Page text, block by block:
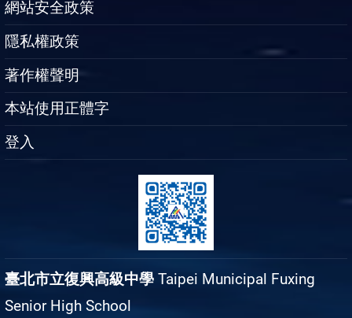
網站安全政策
隱私權政策
著作權聲明
本站使用正體字
登入
臺北市立復興高級中學 Taipei Municipal Fuxing
Senior High School